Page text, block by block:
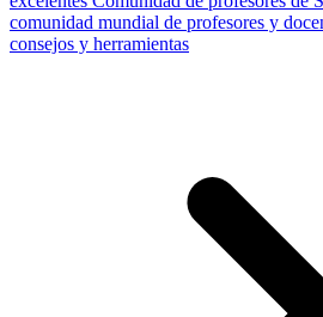
comunidad mundial de profesores y
consejos y herramientas